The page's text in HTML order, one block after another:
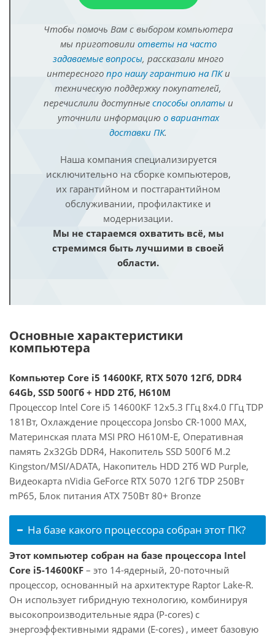
Чтобы помочь Вам с выбором компьютера
мы приготовили ответы на часто
задаваемые вопросы, рассказали много
интересного про нашу гарантию на ПКи
техническую поддержку покупателей,
перечислили доступные способы оплатыи
уточнили информацию о вариантах
доставки ПК.
Наша компания специализируется
исключительно на сборке компьютеров,
их гарантийном и постгарантийном
обслуживании, профилактике и
модернизации.
Мы не стараемся охватить всё, мы
стремимся быть лучшими в своей
области.
Основные характеристики
компьютера
Компьютер Core i5 14600KF, RTX 5070 12Гб, DDR4
64Gb, SSD 500Гб + HDD 2Тб, H610M
Процессор Intel Core i5 14600KF 12x5.3 ГГц 8x4.0 ГГц TDP
181Вт, Охлаждение процессора Jonsbo CR-1000 MAX,
Материнская плата MSI PRO H610M-E, Оперативная
память 2x32Gb DDR4, Накопитель SSD 500Гб M.2
Kingston/MSI/ADATA, Накопитель HDD 2Тб WD Purple,
Видеокарта nVidia GeForce RTX 5070 12Гб TDP 250Вт
mP65, Блок питания ATX 750Вт 80+ Bronze
На базе какого процессора собран этот ПК?
Этот компьютер собран на базе процессора Intel
Core i5-14600KF – это 14-ядерный, 20-поточный
процессор, основанный на архитектуре Raptor Lake-R.
Он использует гибридную технологию, комбинируя
высокопроизводительные ядра (P-cores) с
энергоэффективными ядрами (E-cores) , имеет базовую